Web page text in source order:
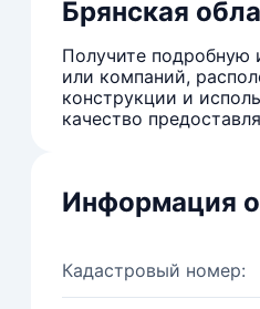
Брянская
Получите подробную
или компаний,
конструкции и
качество
Информация
Кадастровый номер: